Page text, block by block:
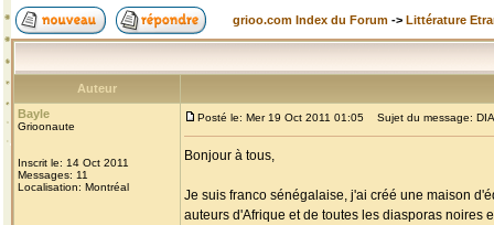
grioo.com Index du Forum -> Littérature
Auteur
Bayle
Grioonaute
Inscrit le: 14 Oct 2011
Messages: 11
Localisation: Montréal
Posté le: Mer 19 Oct 2011 01:05 Sujet du message:
Bonjour à tous,
Je suis franco sénégalaise, j'ai créé une maison
auteurs d'Afrique et de toutes les diasporas noires